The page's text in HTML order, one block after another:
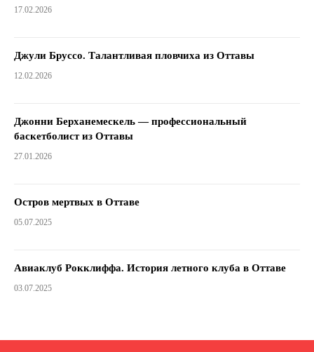
17.02.2026
Джули Бруссо. Талантливая пловчиха из Оттавы
12.02.2026
Джонни Берханемескель — профессиональный
баскетболист из Оттавы
27.01.2026
Остров мертвых в Оттаве
05.07.2025
Авиаклуб Рокклиффа. История летного клуба в Оттаве
03.07.2025